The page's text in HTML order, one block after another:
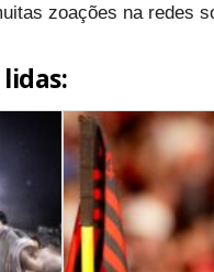
zoações na redes